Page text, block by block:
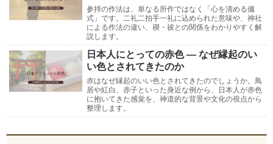
参拝の作法は、単なる所作ではなく「心を清める儀
式」です。二礼二拍手一礼に込められた意味や、神社
による作法の違い、禊・祓との関係をわかりやすく解
説します。
日本人にとっての赤色 ― なぜ縁起のい
い色とされてきたのか
赤はなぜ縁起のいい色とされてきたのでしょうか。鳥
居や紅白、赤子といった身近な例から、日本人が赤色
に抱いてきた感覚を、神道的な背景や文化の視点から
整理します。